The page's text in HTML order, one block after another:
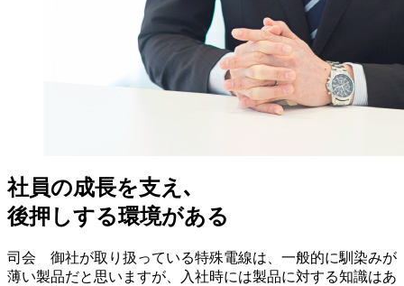
社員の成長を支え､
後押しする環境がある
司会 御社が取り扱っている特殊電線は、一般的に馴染みが
薄い製品だと思いますが、入社時には製品に対する知識はあ